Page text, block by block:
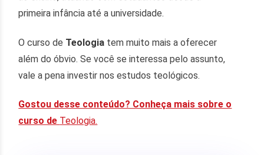
primeira infância até a universidade.
O curso de Teologia tem muito mais a oferecer
além do óbvio. Se você se interessa pelo assunto,
vale a pena investir nos estudos teológicos.
Gostou desse conteúdo? Conheça mais sobre o
curso de Teologia.